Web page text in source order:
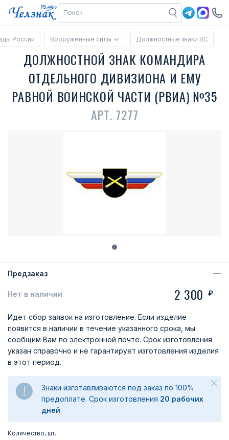
России Вооруженные силы Должностные знаки ВС
ДОЛЖНОСТНОЙ ЗНАК КОМАНДИРА
ОТДЕЛЬНОГО ДИВИЗИОНА И ЕМУ
РАВНОЙ ВОИНСКОЙ ЧАСТИ (РВИА) №35
АРТ. 7277
Предзаказ
Нет в наличии 2 300 ₽
Идет сбор заявок на изготовление. Если изделие
появится в наличии в течение указанного срока, мы
сообщим Вам по электронной почте. Срок изготовления
указан справочно и не гарантирует изготовления изделия
в этот период.
Знаки изготавливаются под заказ по 100%
предоплате. Срок изготовления 20 рабочих
дней.
Количество, шт.